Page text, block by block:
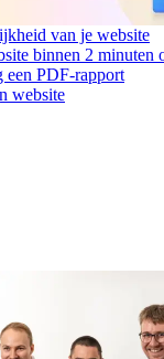
van je website
binnen 2 minuten
een PDF-rapport
website